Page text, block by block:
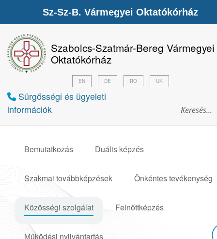
Szabolcs-Szatmár-Bereg Vármegyei
Oktatókórház
Sürgősségi és ügyeleti
információk
EN DE RO UK
Bemutatkozás Duális képzés
Szakmai továbbképzések Önkéntes tevékenység
Közösségi szolgálat Felnőttképzés
Működési nyilvántartás
Sz-Sz-B. Vármegyei Oktatókórház